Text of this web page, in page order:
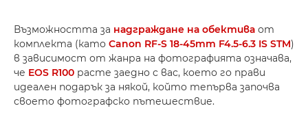
Възможността за надграждане на обектива от
комплекта (като Canon RF-S 18-45mm F4.5-6.3 IS STM)
в зависимост от жанра на фотографията означава,
че EOS R100 расте заедно с вас, което го прави
идеален подарък за някой, който тепърва започва
своето фотографско пътешествие.